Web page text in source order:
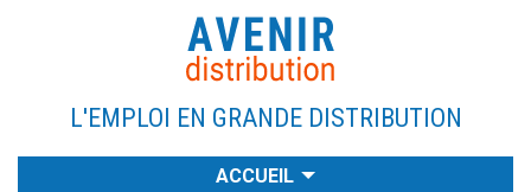
L'EMPLOI EN GRANDE DISTRIBUTION
ACCUEIL
OFFRES D'EMPLOI
RECHERCHE
CANDIDATS
EMPLOYEURS
A PROPOS
CONTACT